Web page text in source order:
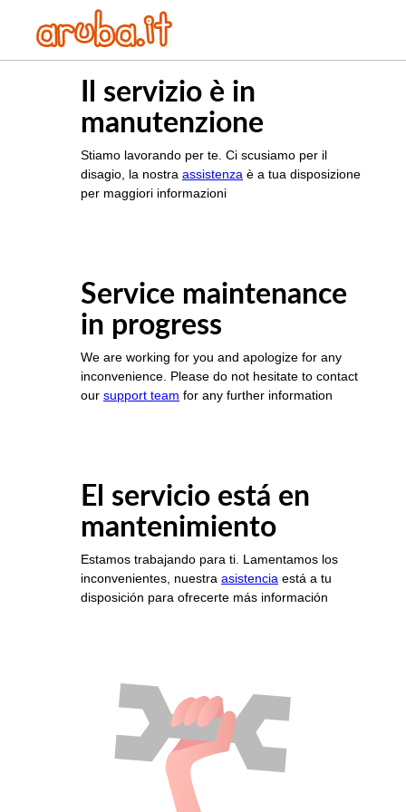
Il servizio è in
manutenzione
Stiamo lavorando per te. Ci scusiamo per il
disagio, la nostra assistenza è a tua disposizione
per maggiori informazioni
Service maintenance
in progress
We are working for you and apologize for any
inconvenience. Please do not hesitate to contact
our support team for any further information
El servicio está en
mantenimiento
Estamos trabajando para ti. Lamentamos los
inconvenientes, nuestra asistencia está a tu
disposición para ofrecerte más información